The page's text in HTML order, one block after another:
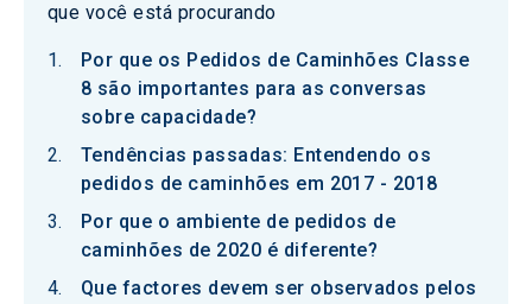
que você está procurando
Por que os Pedidos de Caminhões Classe
8 são importantes para as conversas
sobre capacidade?
Tendências passadas: Entendendo os
pedidos de caminhões em 2017 - 2018
Por que o ambiente de pedidos de
caminhões de 2020 é diferente?
Que factores devem ser observados pelos